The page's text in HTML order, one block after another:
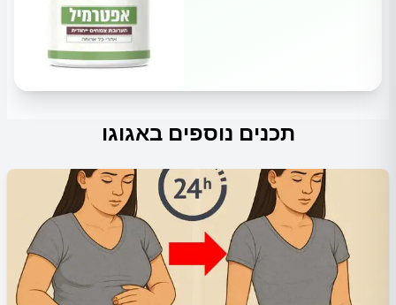
תכנים נוספים באגוגו